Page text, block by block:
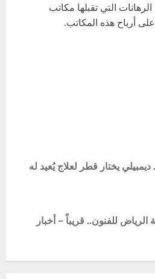
5% على الرهانات التي تقبلها مكاتب
ديمبيلي يختار قطر لعلاج يُعيد له
للفنون.. قريباً – أخبار